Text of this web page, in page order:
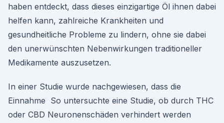
haben entdeckt, dass dieses einzigartige Öl ihnen dabei
helfen kann, zahlreiche Krankheiten und
gesundheitliche Probleme zu lindern, ohne sie dabei
den unerwünschten Nebenwirkungen traditioneller
Medikamente auszusetzen.
In einer Studie wurde nachgewiesen, dass die
Einnahme So untersuchte eine Studie, ob durch THC
oder CBD Neuronenschäden verhindert werden